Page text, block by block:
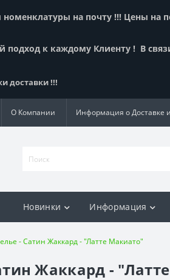
на почту !!! Цены на
подход к каждому Клиенту ! В
доставки !!!
О Компании Информация о Доставке
Новинки Информация
- Сатин Жаккард - "Латте Макиато"
Жаккард -